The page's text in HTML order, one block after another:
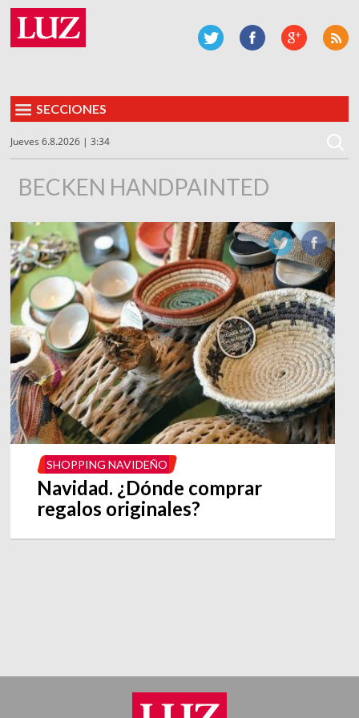
SECCIONES
Jueves 6.8.2026 | 3:34
BECKEN HANDPAINTED
SHOPPING NAVIDEÑO
Navidad. ¿Dónde comprar
regalos originales?